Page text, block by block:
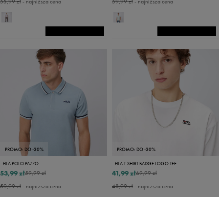
PROMO: DO -30%
FILA POLO PAZZO
59,99 zł
53,99 zł
59,99 zł- najniższa cena
PROMO: DO -30%
FILA T-SHIRT BADGE LOGO TEE
69,99 zł
41,99 zł
48,99 zł- najniższa cena